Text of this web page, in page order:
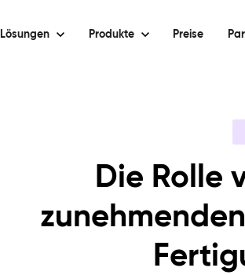
Lösungen Produkte Preise
Die Rolle